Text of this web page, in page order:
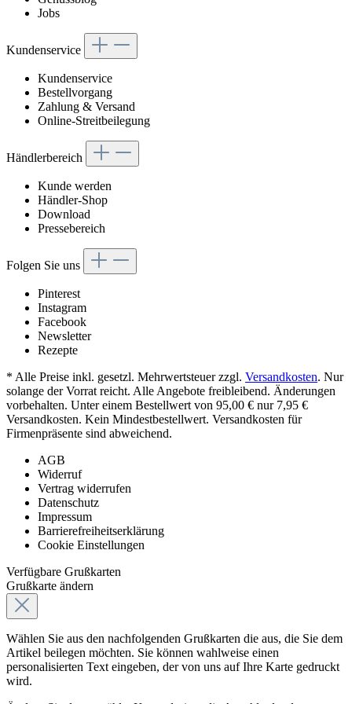
Jobs
Kundenservice
Kundenservice
Bestellvorgang
Zahlung & Versand
Online-Streitbeilegung
Händlerbereich
Kunde werden
Händler-Shop
Download
Pressebereich
Folgen Sie uns
Pinterest
Instagram
Facebook
Newsletter
Rezepte
* Alle Preise inkl. gesetzl. Mehrwertsteuer zzgl. Versandkosten. Nur
solange der Vorrat reicht. Alle Angebote freibleibend. Änderungen
vorbehalten. Unter einem Bestellwert von 95,00 € nur 7,95 €
Versandkosten. Kein Mindestbestellwert. Versandkosten für
Firmenpräsente sind abweichend.
AGB
Widerruf
Vertrag widerrufen
Datenschutz
Impressum
Barrierefreiheitserklärung
Cookie Einstellungen
Verfügbare Grußkarten
Grußkarte ändern
Wählen Sie aus den nachfolgenden Grußkarten die aus, die Sie dem
Artikel beilegen möchten. Sie können wahlweise einen
personalisierten Text eingeben, der von uns auf Ihre Karte gedruckt
wird.